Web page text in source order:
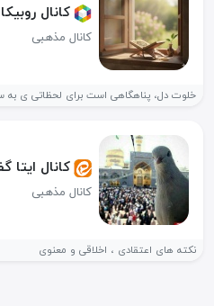
کانال
کانال مذهبی
خلوت دل، پناهگاهی است برای لحظاتی ی به
کانال ایتا
کانال مذهبی
نکته های اعتقادی ، اخلاقی و معنوی